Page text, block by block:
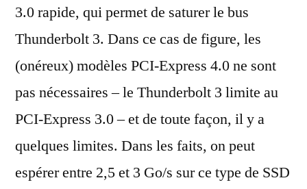
3.0 rapide, qui permet de saturer le bus
Thunderbolt 3. Dans ce cas de figure, les
(onéreux) modèles PCI-Express 4.0 ne sont
pas nécessaires – le Thunderbolt 3 limite au
PCI-Express 3.0 – et de toute façon, il y a
quelques limites. Dans les faits, on peut
espérer entre 2,5 et 3 Go/s sur ce type de SSD